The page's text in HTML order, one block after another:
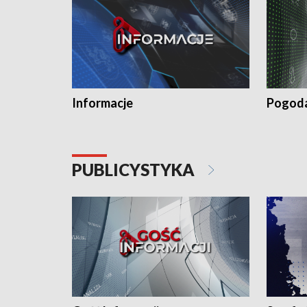
Informacje
PUBLICYSTYKA